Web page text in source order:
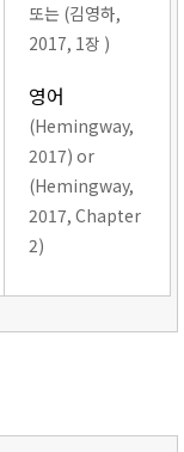
또는 (김영하,
2017, 1장 )
영어
(Hemingway,
2017) or
(Hemingway,
2017, Chapter
2)